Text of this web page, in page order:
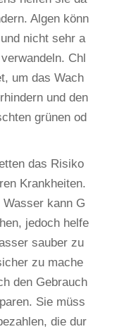
Algen könn
nicht sehr a
Chl
um das Wach
und den
grünen od
das Risiko
Krankheiten.
kann G
jedoch helfe
sauber zu
zu mache
den Gebrauch
Sie müss
die dur